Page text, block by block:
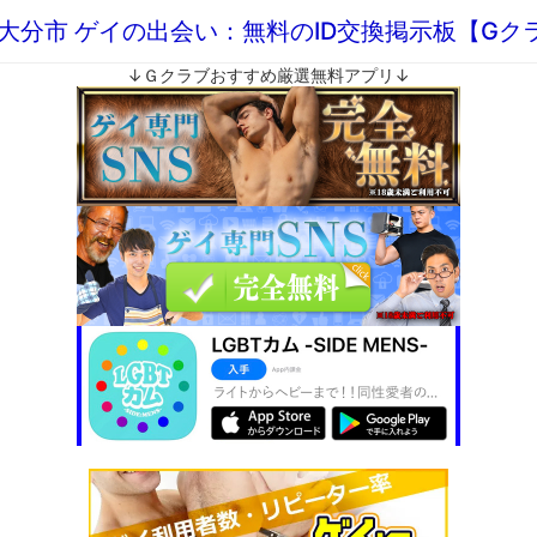
分市 ゲイの出会い：無料のID交換掲示板【Gク
↓Ｇクラブおすすめ厳選無料アプリ↓